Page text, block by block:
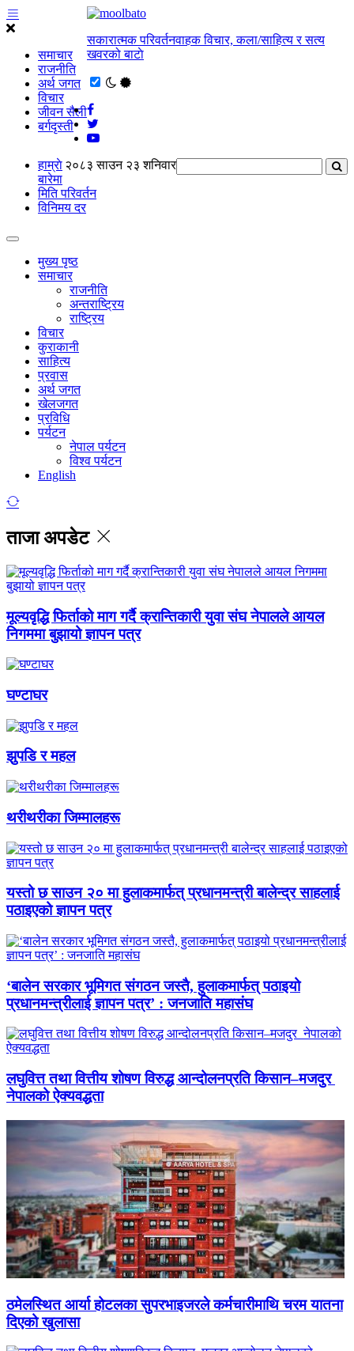
समाचार
राजनीति
अर्थ जगत
विचार
जीवन सैली
बर्गदृस्ती
सकारात्मक परिवर्तनवाहक विचार, कला/साहित्य र सत्य
खवरको बाटाे
२०८३ साउन २३ शनिवार
हाम्राे
बारेमा
मिति परिवर्तन
विनिमय दर
मुख्य पृष्ठ
समाचार
राजनीति
अन्तराष्ट्रिय
राष्ट्रिय
विचार
कुराकानी
साहित्य
प्रवास
अर्थ जगत
खेलजगत
प्रविधि
पर्यटन
नेपाल पर्यटन
विश्व पर्यटन
English
ताजा अपडेट
मूल्यवृद्धि फिर्ताको माग गर्दै क्रान्तिकारी युवा संघ नेपालले आयल
निगममा बुझायो ज्ञापन पत्र
घण्टाघर
झुपडि र महल
थरीथरीका जिम्मालहरू
यस्तो छ साउन २० मा हुलाकमार्फत् प्रधानमन्त्री बालेन्द्र साहलाई
पठाइएको ज्ञापन पत्र
‘बालेन सरकार भूमिगत संगठन जस्तै, हुलाकमार्फत् पठाइयो
प्रधानमन्त्रीलाई ज्ञापन पत्र’ : जनजाति महासंघ
लघुवित्त तथा वित्तीय शोषण विरुद्ध आन्दोलनप्रति किसान–मजदुर
नेपालको ऐक्यवद्धता
ठमेलस्थित आर्या होटलका सुपरभाइजरले कर्मचारीमाथि चरम यातना
दिएको खुलासा